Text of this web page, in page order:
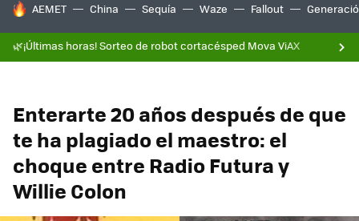
HOY SE HABLA DE
AEMET China Sequía Waze Fallout
🌿¡Últimas horas! Sorteo de robot cortacésped Mova ViAX
Enterarte 20 años después de que
te ha plagiado el maestro: el
choque entre Radio Futura y
Willie Colon